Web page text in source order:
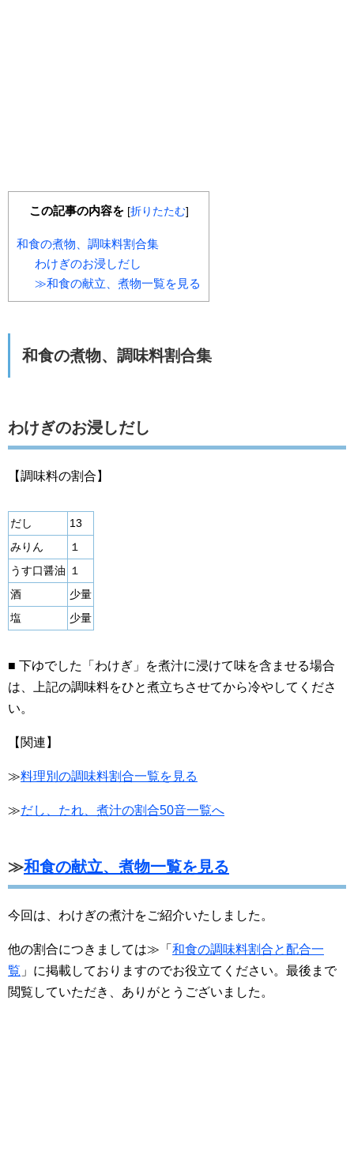
この記事の内容を [折りたたむ]
和食の煮物、調味料割合集
わけぎのお浸しだし
≫和食の献立、煮物一覧を見る
和食の煮物、調味料割合集
わけぎのお浸しだし
【調味料の割合】
だし
13
みりん
１
うす口醤油 １
酒
少量
塩
少量
■ 下ゆでした「わけぎ」を煮汁に浸けて味を含ませる場合
は、上記の調味料をひと煮立ちさせてから冷やしてくださ
い。
【関連】
≫料理別の調味料割合一覧を見る
≫だし、たれ、煮汁の割合50音一覧へ
≫和食の献立、煮物一覧を見る
今回は、わけぎの煮汁をご紹介いたしました。
他の割合につきましては≫「 和食の調味料割合と配合一
覧 」に掲載しておりますのでお役立てください。最後まで
閲覧していただき、ありがとうございました。